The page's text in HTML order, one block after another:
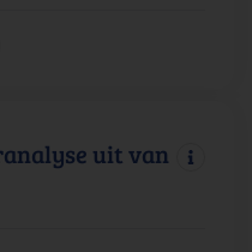
uit van